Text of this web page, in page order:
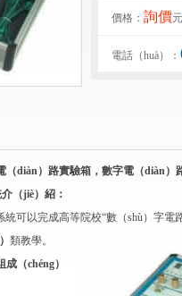
價格： 詢價元
電話（huà）：
（diàn）路實驗箱，數字電（diàn）
（jiè）紹：
可以完成高等院校“數（shù）字電
類教學。
（chéng）